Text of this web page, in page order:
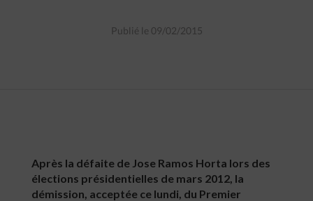
Publié le 09/02/2015
Après la défaite de Jose Ramos Horta lors des
élections présidentielles de mars 2012, la
démission, acceptée ce lundi, du Premier